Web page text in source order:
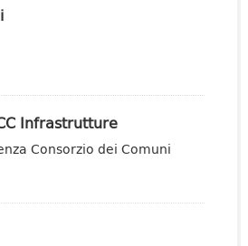
Infrastrutture
Consorzio dei Comuni